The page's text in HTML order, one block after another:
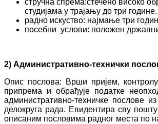
стручна спрема:стечено високо
студијама у трајању до три године.
радно искуство: најмање три
посебни услови: положен
2) Административно-технички
Опис послова: Врши пријем,
припрема и обрађује податке
административно-техничке послове
делокруга рада. Евидентира сву
описаним пословима радног места по